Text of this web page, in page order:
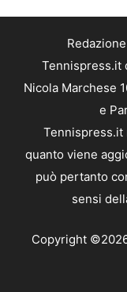
Redazione
Tennispress.it
Nicola Marchese
e
Tennispress.it
quanto viene
può pertanto
sensi
Copyright